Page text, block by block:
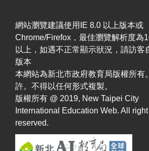
網站瀏覽建議使用IE 8.0 以上版本或
Chrome/Firefox，最佳瀏覽解析度為
以上，如遇不正常顯示狀況，請訪客
版本
本網站為新北市政府教育局版權所有
許。不得以任何形式複製。
版權所有 @ 2019, New Taipei City
International Education Web. All right
reserved.